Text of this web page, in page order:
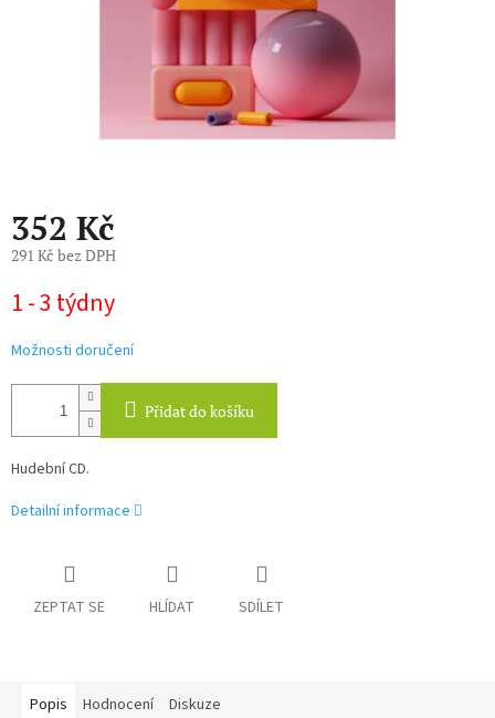
352 Kč
291 Kč bez DPH
cena:
1 - 3 týdny
Možnosti doručení
Přidat do košíku
Hudební CD.
Detailní informace
ZEPTAT SE HLÍDAT SDÍLET
Popis Hodnocení Diskuze